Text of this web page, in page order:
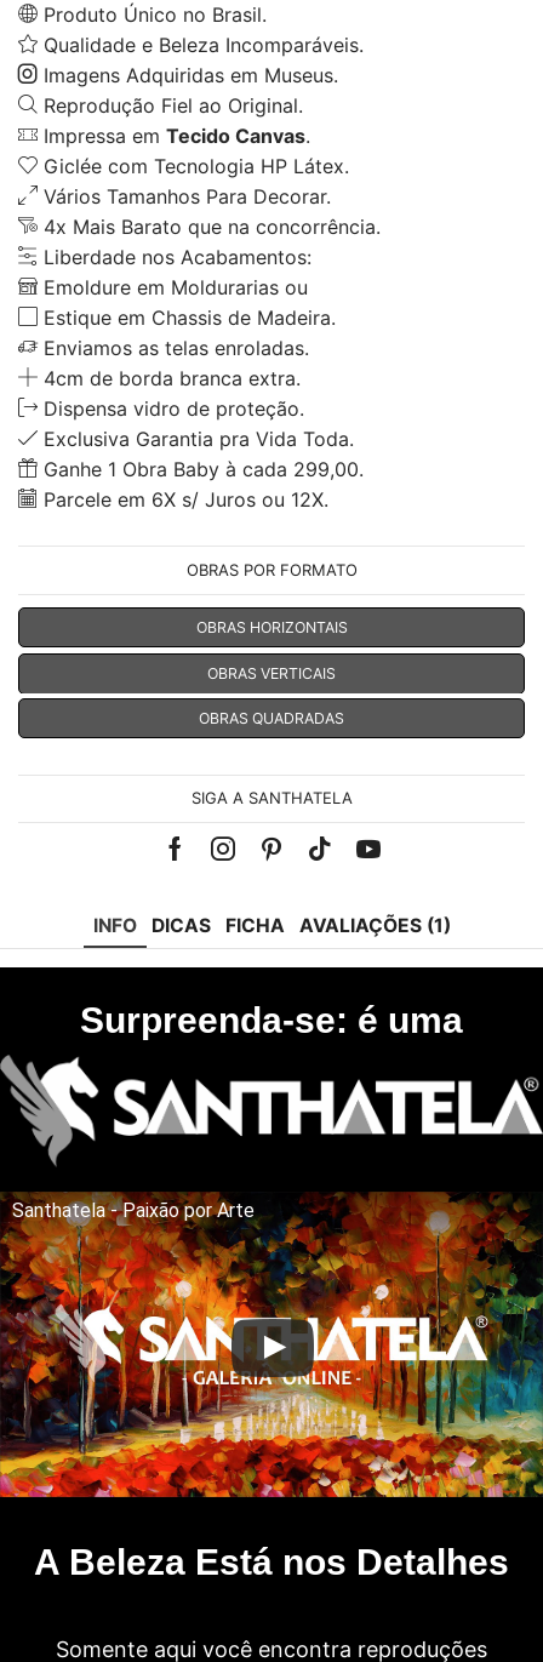
Produto Único no Brasil.
Qualidade e Beleza Incomparáveis.
Imagens Adquiridas em Museus.
Reprodução Fiel ao Original.
Impressa em Tecido Canvas.
Giclée com Tecnologia HP Látex.
Vários Tamanhos Para Decorar.
4x Mais Barato que na concorrência.
Liberdade nos Acabamentos:
Emoldure em Moldurarias ou
Estique em Chassis de Madeira.
Enviamos as telas enroladas.
4cm de borda branca extra.
Dispensa vidro de proteção.
Exclusiva Garantia pra Vida Toda.
Ganhe 1 Obra Baby à cada 299,00.
Parcele em 6X s/ Juros ou 12X.
OBRAS POR FORMATO
OBRAS HORIZONTAIS
OBRAS VERTICAIS
OBRAS QUADRADAS
SIGA A SANTHATELA
Facebook
Instagram
Pinterest
Tik-Youtube
INFO DICAS FICHA AVALIAÇÕES (1)
Surpreenda-se: é uma
Santhatela - Paixão por Arte
A Beleza Está nos Detalhes
Somente aqui você encontra reproduções